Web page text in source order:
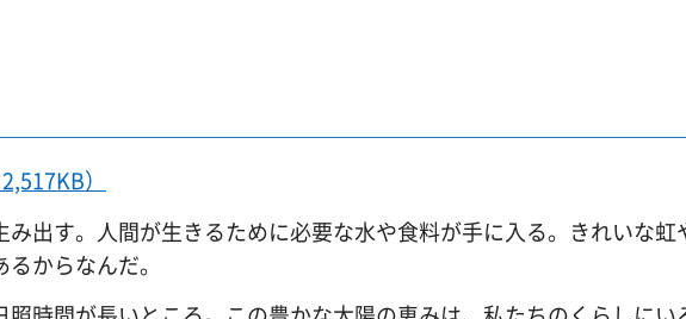
）
出す。人間が生きるために必要な水や食料が手に入る。きれいな虹
からなんだ。